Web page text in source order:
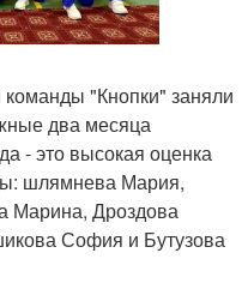
команды "Кнопки" заняли
два месяца
- это высокая оценка
шлямнева Мария,
Марина, Дроздова
София и Бутузова